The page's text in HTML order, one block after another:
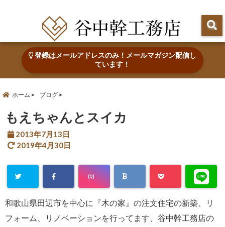
登録はメールアドレスのみ！メールマガジン配信し
ています！
ホーム ブログ
もえちゃんとスイカ
2013年7月13日
2019年4月30日
和歌山県田辺市を中心に『木の家』の注文住宅の新築、リ
フォーム、リノベーションを行ってます、谷中幹工務店の